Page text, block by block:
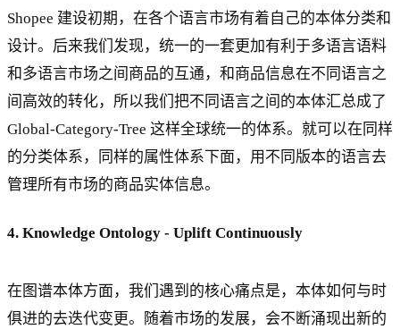
Shopee 建设初期，在各个语言市场有着自己的本体分类和
设计。后来我们发现，统一的一套更加有利于多语言语料
和多语言市场之间商品的互通，和商品信息在不同语言之
间高效的转化，所以我们把不同语言之间的本体汇总成了
Global-Category-Tree 这样全球统一的体系。就可以在同样
的分类体系，同样的属性体系下面，用不同版本的语言去
管理所有市场的商品实体信息。
4. Knowledge Ontology - Uplift Continuously
在图谱本体方面，我们遇到的核心痛点是，本体如何与时
俱进的去迭代变更。随着市场的发展，会不断涌现出新的